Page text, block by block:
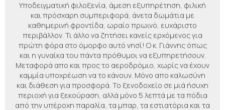
Υποδειγματική φιλοξενία, άμεση εξυπηρέτηση, φιλική
και πρόσχαρη συμπεριφορά, άνετα δωμάτια με
καθημερινή φροντίδα, ωραίο πρωινό, ευχάριστο
περιβάλλον. Τι άλλο να ζητήσει κανείς ερχόμενος για
πρώτη φόρα στο όμορφο αυτό νησί! Ο κ. Γιάννης όπως
και η γυναίκα του πάντα πρόθυμοι να εξυπηρετήσουν.
Μεταφορά απο και προς το αεροδρόμιο, χωρίς να έχουν
καμμία υποχρέωση να το κάνουν. Μόνο απο καλωσύνη
και διάθεση για προσφορά. Το ξενοδοχείο σε μιά ήσυχη
περιοχή για ξεκούραση, αλλά μόνο 5 λεπτά με τα πόδια
από την υπέροχη παραλία, τα μπαρ, τα εστιατόρια και τα